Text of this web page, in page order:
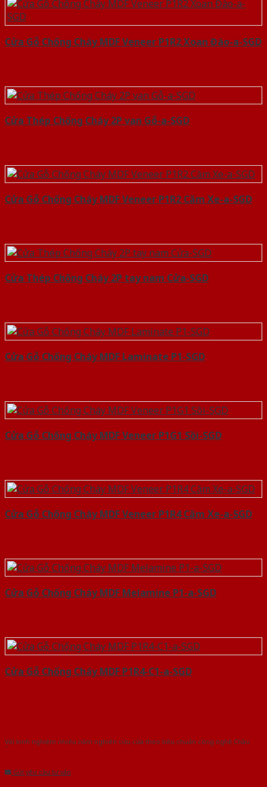
Cửa Gỗ Chống Cháy MDF Veneer P1R2 Xoan Đào-a-SGD
Cửa Thép Chống Cháy 2P van Gỗ-a-SGD
Cửa Gỗ Chống Cháy MDF Veneer P1R2 Căm Xe-a-SGD
Cửa Thép Chống Cháy 2P tay nam Cửa-SGD
Cửa Gỗ Chống Cháy MDF Laminate P1-SGD
Cửa Gỗ Chống Cháy MDF Veneer P1G1 Sồi-SGD
Cửa Gỗ Chống Cháy MDF Veneer P1R4 Căm Xe-a-SGD
Cửa Gỗ Chống Cháy MDF Melamine P1-a-SGD
Cửa Gỗ Chống Cháy MDF P1R4-C1-a-SGD
Với kinh nghiệm nhiêu năm nghiên cứu cửa theo tiêu chuẩn công nghệ Châu
Gửi yêu cầu tư vấn